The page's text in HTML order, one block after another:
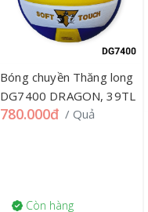
Bóng chuyền Thăng long
DG7400 DRAGON, 39TL
780.000đ / Quả
Còn hàng